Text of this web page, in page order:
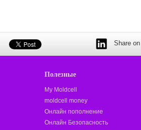
Share
Полезные
My Moldcell
moldcell money
Онлайн пополнение
Онлайн Безопасность